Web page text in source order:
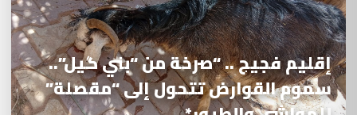
إقليم فجيج .. “صرخة من “بني گيل”..
سموم القوارض تتحول إلى “مقصلة”